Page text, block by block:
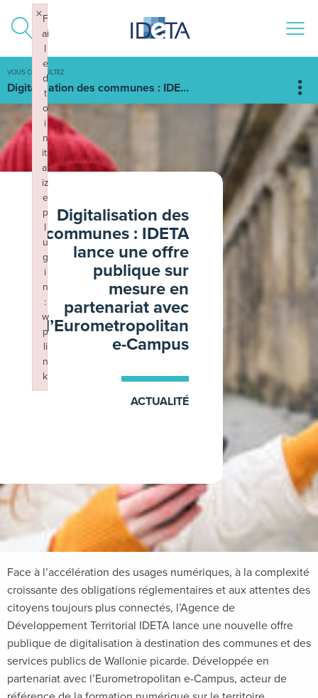
VOUS CONSULTEZ
Digitalisation des communes : IDE...
Digitalisation des
communes : IDETA
lance une offre
publique sur
mesure en
partenariat avec
l’Eurometropolitan
e-Campus
ACTUALITÉ
Face à l’accélération des usages numériques, à la complexité
croissante des obligations réglementaires et aux attentes des
citoyens toujours plus connectés, l’Agence de
Développement Territorial IDETA lance une nouvelle offre
publique de digitalisation à destination des communes et des
services publics de Wallonie picarde. Développée en
partenariat avec l’Eurometropolitan e-Campus, acteur de
F
ai
l
e
d
t
o
i
n
iti
al
iz
e
p
l
u
g
i
n
:
w
p
li
n
k
×
Failed to initialize plugin: wplink